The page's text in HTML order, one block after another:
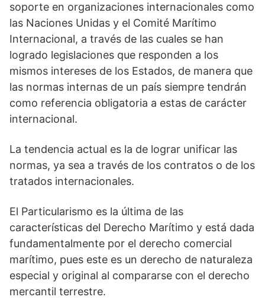
soporte en organizaciones internacionales como
las Naciones Unidas y el Comité Marítimo
Internacional, a través de las cuales se han
logrado legislaciones que responden a los
mismos intereses de los Estados, de manera que
las normas internas de un país siempre tendrán
como referencia obligatoria a estas de carácter
internacional.
La tendencia actual es la de lograr unificar las
normas, ya sea a través de los contratos o de los
tratados internacionales.
El Particularismo es la última de las
características del Derecho Marítimo y está dada
fundamentalmente por el derecho comercial
marítimo, pues este es un derecho de naturaleza
especial y original al compararse con el derecho
mercantil terrestre.